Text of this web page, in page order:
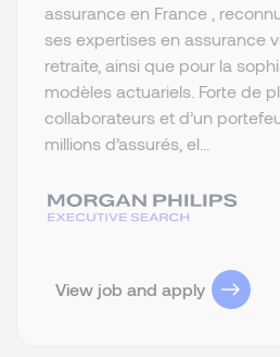
assurance en France ,
ses expertises en assurance
retraite, ainsi que pour la
modèles actuariels. Forte de
collaborateurs et d’un
millions d’assurés, el...
View job and apply